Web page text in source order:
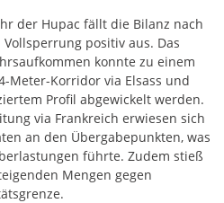
der Hupac fällt die Bilanz nach
positiv aus. Das
konnte zu einem
Meter-Korridor via Elsass und
Profil abgewickelt werden.
via Frankreich erwiesen sich
an den Übergabepunkten, was
führte. Zudem stieß
Mengen gegen